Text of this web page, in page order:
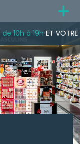
de 10h à 19h ET